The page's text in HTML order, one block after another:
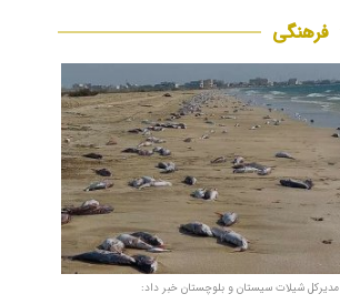
فرهنگی
مدیرکل شیلات سیستان و بلوچستان خبر داد: